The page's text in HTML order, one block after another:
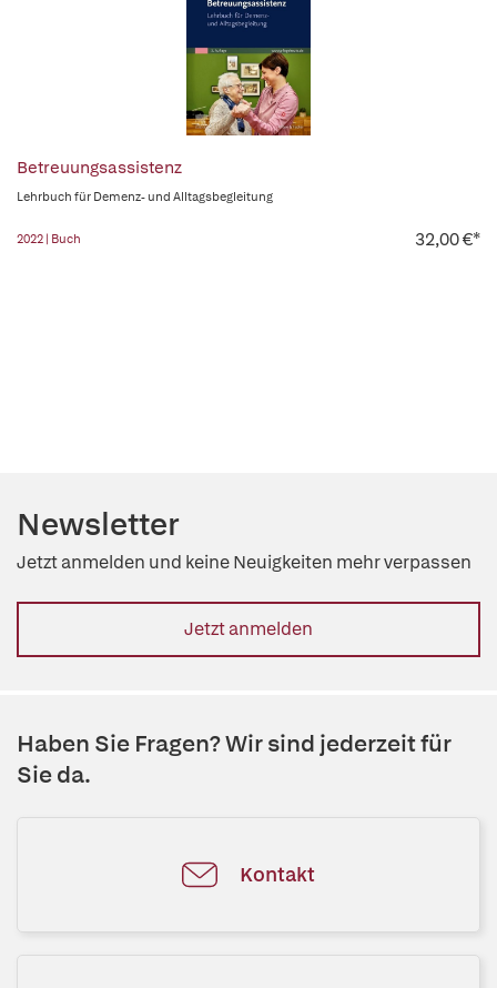
Betreuungsassistenz
Lehrbuch für Demenz- und Alltagsbegleitung
2022 | Buch 32,00 €*
Newsletter
Jetzt anmelden und keine Neuigkeiten mehr verpassen
Jetzt anmelden
Haben Sie Fragen? Wir sind jederzeit für
Sie da.
Kontakt